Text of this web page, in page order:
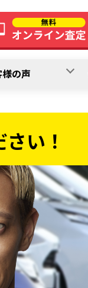
の声
い！